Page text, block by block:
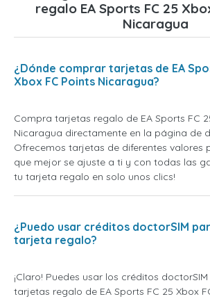
regalo EA Sports FC 25
Nicaragua
¿Dónde comprar tarjetas de EA
Xbox FC Points Nicaragua?
Compra tarjetas regalo de EA Sports FC
Nicaragua directamente en la página de
Ofrecemos tarjetas de diferentes valores
que mejor se ajuste a ti y con todas las
tu tarjeta regalo en solo unos clics!
¿Puedo usar créditos doctorSIM
tarjeta regalo?
¡Claro! Puedes usar los créditos
tarjetas regalo de EA Sports FC 25 Xbox